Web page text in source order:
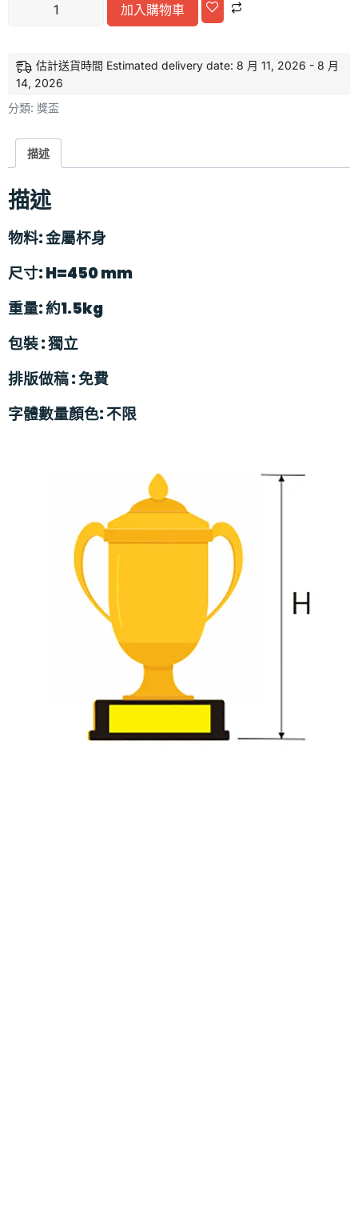
加入購物車
估計送貨時間 Estimated delivery date: 8 月 11, 2026 - 8 月
14, 2026
分類: 獎盃
描述
描述
物料:金屬杯身
尺寸:H=450 mm
重量:約1.5kg
包裝:獨立
排版做稿:免費
字體數量顏色: 不限